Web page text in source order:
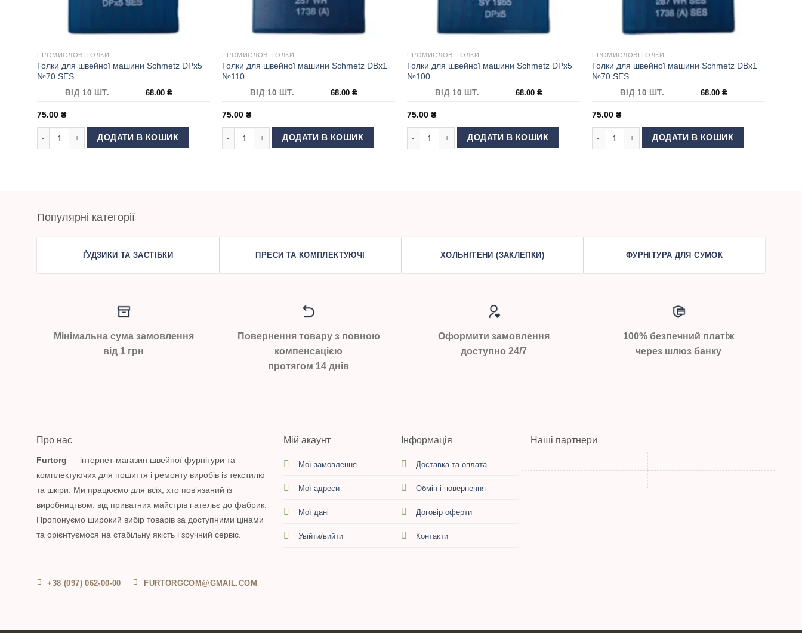
ПРОМИСЛОВІ ГОЛКИ
Голки для швейної машини Schmetz DPx5
№70 SES
ВІД 10 ШТ. 68.00₴
75.00 ₴
Голки для швейної машини Schmetz DPx5 №70 SES кількість
ДОДАТИ В КОШИК
ПРОМИСЛОВІ ГОЛКИ
Голки для швейної машини Schmetz DBx1
№110
ВІД 10 ШТ. 68.00₴
75.00 ₴
Голки для швейної машини Schmetz DBx1 №110 кількість
ДОДАТИ В КОШИК
ПРОМИСЛОВІ ГОЛКИ
Голки для швейної машини Schmetz DPx5
№100
ВІД 10 ШТ. 68.00₴
75.00 ₴
Голки для швейної машини Schmetz DPx5 №100 кількість
ДОДАТИ В КОШИК
ПРОМИСЛОВІ ГОЛКИ
Голки для швейної машини Schmetz DBx1
№70 SES
ВІД 10 ШТ. 68.00₴
75.00 ₴
Голки для швейної машини Schmetz DBx1 №70 SES
ДОДАТИ В КОШИК
Популярні категорії
ҐУДЗИКИ ТА ЗАСТІБКИ ПРЕСИ ТА КОМПЛЕКТУЮЧІ ХОЛЬНІТЕНИ (ЗАКЛЕПКИ) ФУРНІТУРА ДЛЯ СУМОК
Мінімальна сума замовлення
від 1 грн
Повернення товару з повною
компенсацією
протягом 14 днів
Оформити замовлення
доступно 24/7
100% безпечний платіж
через шлюз банку
Про нас
Furtorg — інтернет-магазин швейної фурнітури та
комплектуючих для пошиття і ремонту виробів із текстилю
та шкіри. Ми працюємо для всіх, хто пов’язаний із
виробництвом: від приватних майстрів і ательє до фабрик.
Пропонуємо широкий вибір товарів за доступними цінами
та орієнтуємося на стабільну якість і зручний сервіс.
+38 (097) 062-00-00 FURTORGCOM@GMAIL.COM
Мій акаунт
Мої замовлення
Мої адреси
Мої дані
Увійти/вийти
Інформація
Доставка та оплата
Обмін і повернення
Договір оферти
Контакти
Наші партнери